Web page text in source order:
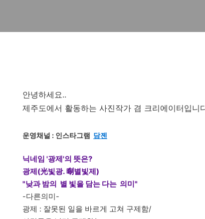
안녕하세요..
제주도에서 활동하는 사진작가 겸 크리에이터입니
운영채널 : 인스타그램 담젠
닉네임 '광제'의 뜻은?
광제(光빛광. 㫼별빛제)
"낮과 밤의 별 빛을 담는 다는 의미"
-다른의미-
광제 : 잘못된 일을 바르게 고쳐 구제함/